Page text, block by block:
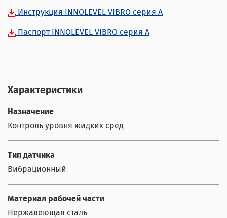
Инструкция INNOLEVEL VIBRO серия A
Паспорт INNOLEVEL VIBRO серия A
Характеристики
Назначение
Контроль уровня жидких сред
Тип датчика
Вибрационный
Материал рабочей части
Нержавеющая сталь